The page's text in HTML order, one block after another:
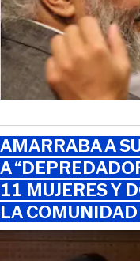
AMARRABA A
A
11 MUJERES Y
LA